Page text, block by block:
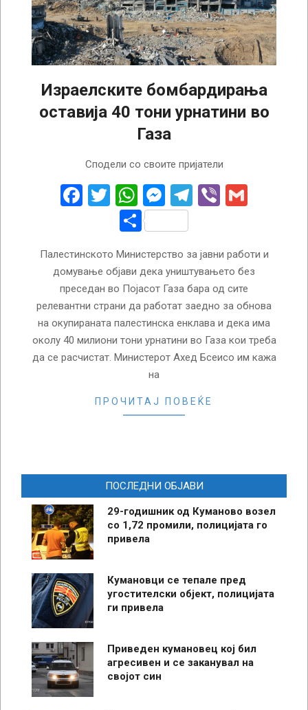
Израелските бомбардирања
оставија 40 тони урнатини во
Газа
Сподели со своите пријатели
Facebook
Twitter
WhatsApp
Messenger
Telegram
Viber
Share
Палестинското Министерство за јавни работи и
домување објави дека уништувањето без
преседан во Појасот Газа бара од сите
релевантни страни да работат заедно за обнова
на окупираната палестинска енклава и дека има
околу 40 милиони тони урнатини во Газа кои треба
да се расчистат. Министерот Ахед Бсеисо им кажа
на
ПРОЧИТАЈ ПОВЕЌЕ
ПОСЛЕДНИ ОБЈАВИ
29-годишник од Куманово возел
со 1,72 промили, полицијата го
привела
Кумановци се тепале пред
угостителски објект, полицијата
ги привела
Приведен кумановец кој бил
агресивен и се заканувал на
својот син